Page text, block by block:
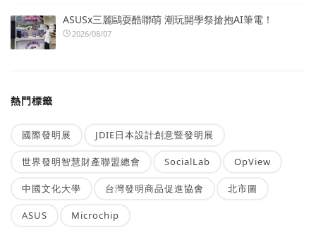
ASUSx三麗鷗耍酷聯萌 潮玩開學祭搶抱AI筆電！
2026/08/07
熱門標籤
國際發明展 JDIE日本設計創意暨發明展
世界發明智慧財產聯盟總會 SocialLab OpView
中國文化大學 台灣發明商品促進協會 北市圖
ASUS Microchip